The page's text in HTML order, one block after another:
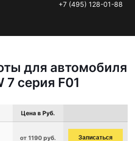
+7 (495) 128-01-88
для автомобиля
7 серия F01
Цена в Руб.
от 1190 руб. Записаться